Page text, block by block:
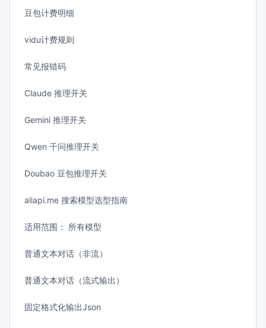
豆包计费明细
vidu计费规则
常见报错码
Claude 推理开关
Gemini 推理开关
Qwen 千问推理开关
Doubao 豆包推理开关
aliapi.me 搜索模型选型指南
适用范围： 所有模型
普通文本对话（非流）
普通文本对话（流式输出）
固定格式化输出Json